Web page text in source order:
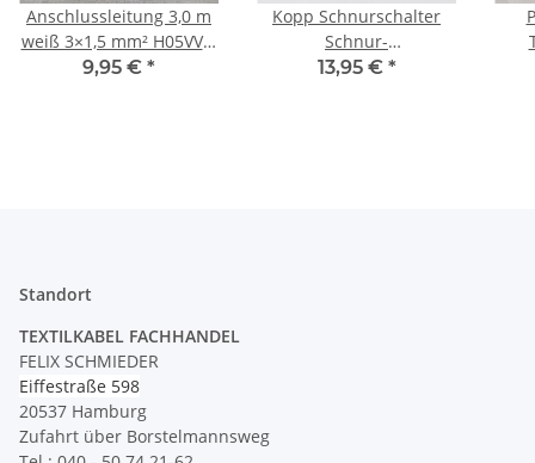
Anschlussleitung 3,0 m
weiß 3×1,5 mm² H05VV-F
mit Schutzkontakt-
9,95 € *
Kopp Schnurschalter
Schnur-
Zwischenschalter weiss
13,95 € *
Standort
TEXTILKABEL FACHHANDEL
FELIX SCHMIEDER
Eiffestraße 598
20537 Hamburg
Zufahrt über Borstelmannsweg